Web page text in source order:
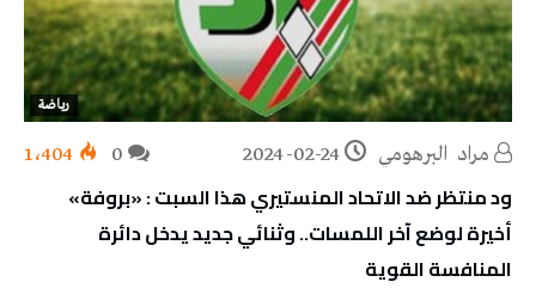
رياضة
مراد‭ ‬ البرهومي 2024-02-24 1٬404
ود منتظر ضد الاتحاد المنستيري هذا السبت : «بروفة»
أخيرة لوضع آخر اللمسات.. وثنائي جديد يدخل دائرة
المنافسة القوية